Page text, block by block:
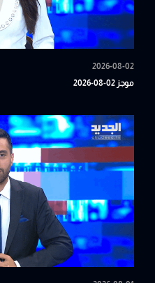
2026-08-02
موجز 02-08-2026